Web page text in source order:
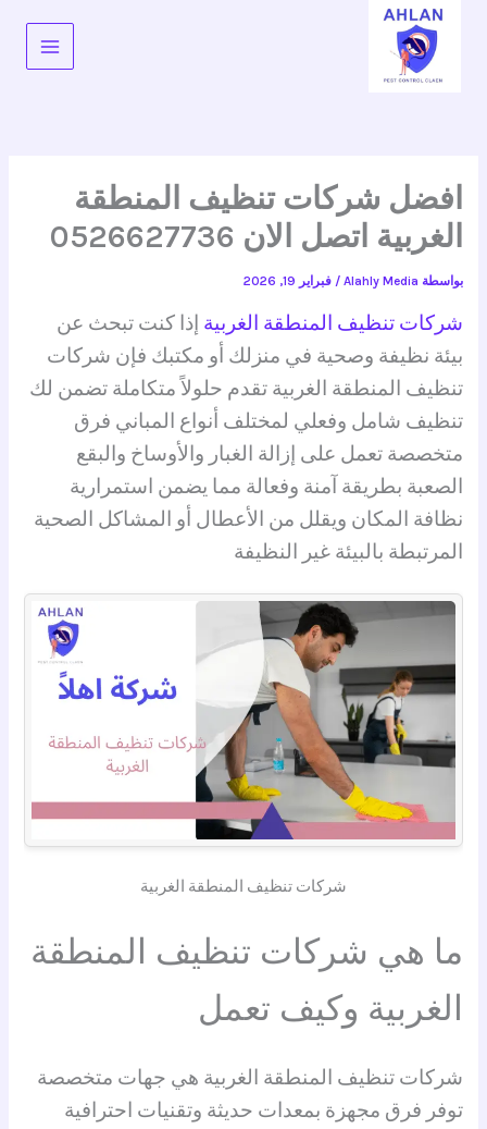
المحتوى
افضل شركات تنظيف المنطقة
الغربية اتصل الان 0526627736
بواسطة Alahly Media
/فبراير 19, 2026
شركات تنظيف المنطقة الغربية إذا كنت تبحث عن
بيئة نظيفة وصحية في منزلك أو مكتبك فإن شركات
تنظيف المنطقة الغربية تقدم حلولاً متكاملة تضمن لك
تنظيف شامل وفعلي لمختلف أنواع المباني فرق
متخصصة تعمل على إزالة الغبار والأوساخ والبقع
الصعبة بطريقة آمنة وفعالة مما يضمن استمرارية
نظافة المكان ويقلل من الأعطال أو المشاكل الصحية
المرتبطة بالبيئة غير النظيفة
شركات تنظيف المنطقة الغربية
ما هي شركات تنظيف المنطقة
الغربية وكيف تعمل
شركات تنظيف المنطقة الغربية هي جهات متخصصة
توفر فرق مجهزة بمعدات حديثة وتقنيات احترافية